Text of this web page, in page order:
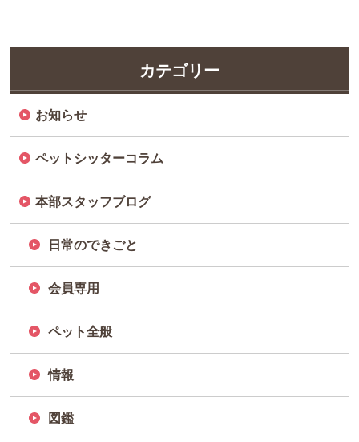
カテゴリー
お知らせ
ペットシッターコラム
本部スタッフブログ
日常のできごと
会員専用
ペット全般
情報
図鑑